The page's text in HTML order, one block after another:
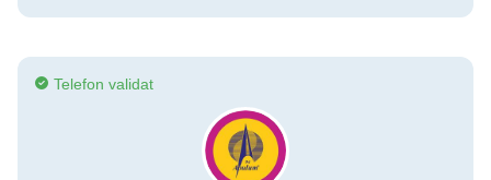
Telefon validat